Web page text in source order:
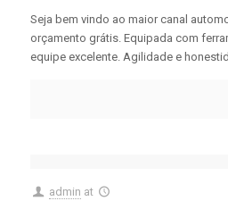
Seja bem vindo ao maior canal
orçamento grátis. Equipada com
equipe excelente. Agilidade e
admin at